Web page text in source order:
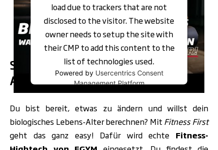
load due to trackers that are not
disclosed to the visitor. The website
owner needs to setup the site with
their CMP to add this content to the
list of technologies used.
Powered by Usercentrics Consent
Management Platform
So ermittelst du dein biologisches
Alter mitFitness First!
Du bist bereit, etwas zu ändern und willst dein
biologisches Lebens-Alter berechnen? Mit Fitness First
geht das ganz easy! Dafür wird echte Fitness-